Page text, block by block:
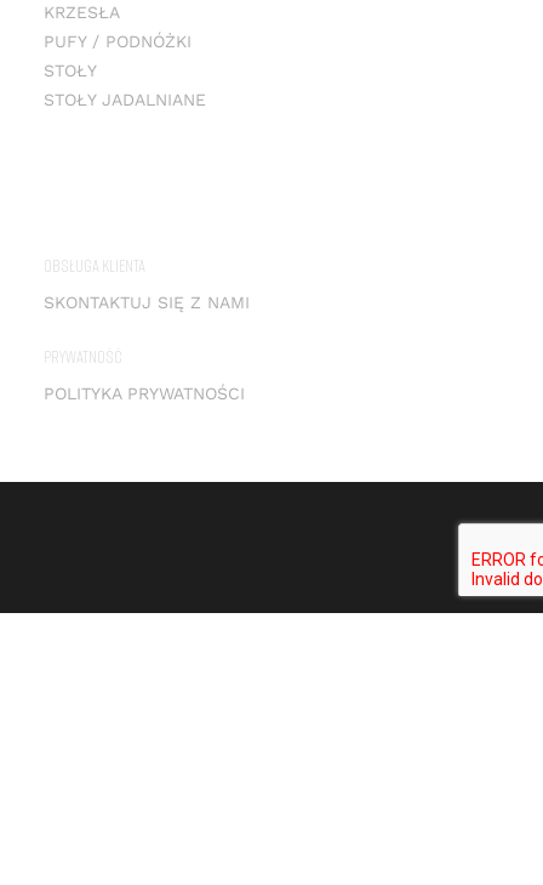
KRZESŁA
PUFY / PODNÓŻKI
STOŁY
STOŁY JADALNIANE
OBSŁUGA KLIENTA
SKONTAKTUJ SIĘ Z NAMI
PRYWATNOŚĆ
POLITYKA PRYWATNOŚCI